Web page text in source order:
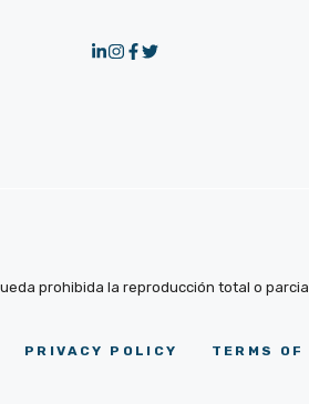
prohibida la reproducción total o
PRIVACY POLICY TERMS OF